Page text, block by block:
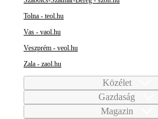
Tolna - teol.hu
Vas - vaol.hu
Veszprém - veol.hu
Zala - zaol.hu
Közélet
Gazdaság
Magazin